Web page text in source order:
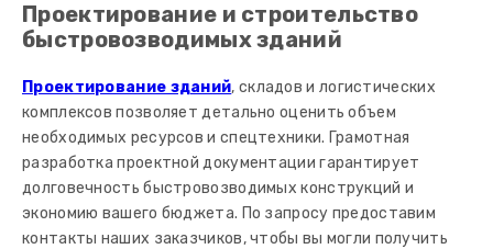
Проектирование и строительство
быстровозводимых зданий
Проектирование зданий, складов и логистических
комплексов позволяет детально оценить объем
необходимых ресурсов и спецтехники. Грамотная
разработка проектной документации гарантирует
долговечность быстровозводимых конструкций и
экономию вашего бюджета. По запросу предоставим
контакты наших заказчиков, чтобы вы могли получить